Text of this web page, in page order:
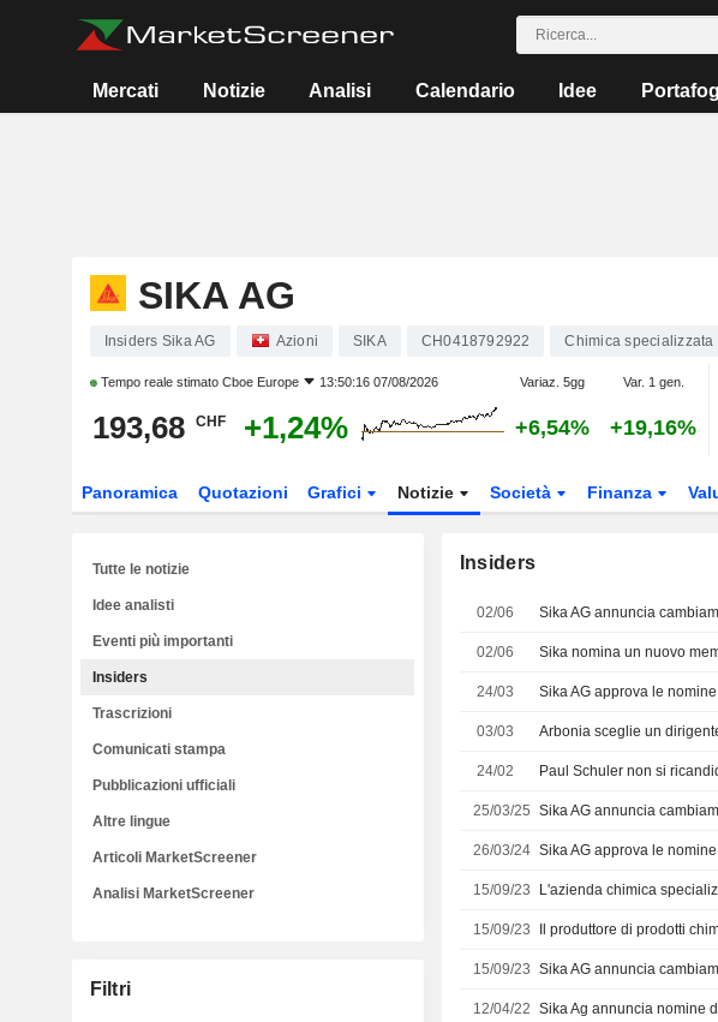
Mercati Notizie Analisi Calendario Idee
SIKA AG
Insiders Sika AG Azioni SIKA CH0418792922 Chimica specializzata
Tempo reale stimato Cboe Europe 13:50:16 07/08/2026 Variaz. 5gg Var. 1 gen.
193,68 CHF +1,24% +6,54% +19,16%
Panoramica Quotazioni Grafici Notizie Società Finanza
Insiders
02/06 Sika AG annuncia
02/06
24/03 Sika AG approva le
03/03 Arbonia sceglie un
24/02 Paul Schuler non si
25/03/25 Sika AG annuncia
26/03/24 Sika AG approva le
15/09/23 L'azienda chimica
15/09/23
15/09/23
12/04/22 Sika Ag annuncia nomine
Tutte le notizie
Idee analisti
Eventi più importanti
Insiders
Trascrizioni
Comunicati stampa
Pubblicazioni ufficiali
Altre lingue
Articoli MarketScreener
Analisi MarketScreener
Filtri